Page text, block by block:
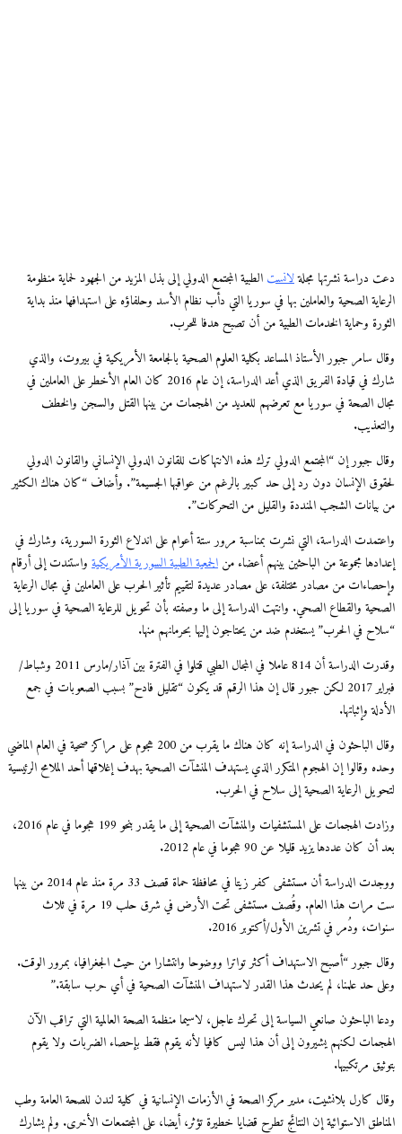
دعت دراسة نشرتها مجلةلانستالطبية المجتمع الدولي إلى بذل المزيد من الجهود لحماية منظومة
الرعاية الصحية والعاملين بها في سوريا التي دأب نظام الأسد وحلفاؤه على استهدافها منذ بداية
الثورة وحماية الخدمات الطبية من أن تصبح هدفا للحرب.
وقال سامر جبور الأستاذ المساعد بكلية العلوم الصحية بالجامعة الأمريكية في بيروت، والذي
شارك في قيادة الفريق الذي أعد الدراسة، إن عام 2016 كان العام الأخطر على العاملين في
مجال الصحة في سوريا مع تعرضهم للعديد من الهجمات من بينها القتل والسجن والخطف
والتعذيب.
وقال جبور إن “المجتمع الدولي ترك هذه الانتهاكات للقانون الدولي الإنساني والقانون الدولي
لحقوق الإنسان دون رد إلى حد كبير بالرغم من عواقبها الجسيمة”. وأضاف “كان هناك الكثير
من بيانات الشجب المنددة والقليل من التحركات”.
واعتمدت الدراسة، التي نشرت بمناسبة مرور ستة أعوام على اندلاع الثورة السورية، وشارك في
إعدادها مجموعة من الباحثين بينهم أعضاء منالجمعية الطبية السورية الأمريكيةواستندت إلى أرقام
وإحصاءات من مصادر مختلفة، على مصادر عديدة لتقييم تأثير الحرب على العاملين في مجال الرعاية
الصحية والقطاع الصحي. وانتهت الدراسة إلى ما وصفته بأن تحويل للرعاية الصحية في سوريا إلى
“سلاح في الحرب” يستخدم ضد من يحتاجون إليها بحرمانهم منها.
وقدرت الدراسة أن 814 عاملا في المجال الطبي قتلوا في الفترة بين آذار/مارس 2011 وشباط/
فبراير 2017 لكن جبور قال إن هذا الرقم قد يكون “تقليل فادح” بسبب الصعوبات في جمع
الأدلة وإثباتها.
وقال الباحثون في الدراسة إنه كان هناك ما يقرب من 200 هجوم على مراكز صحية في العام الماضي
وحده وقالوا إن الهجوم المتكرر الذي يستهدف المنشآت الصحية بهدف إغلاقها أحد الملامح الرئيسية
لتحويل الرعاية الصحية إلى سلاح في الحرب.
وزادت الهجمات على المستشفيات والمنشآت الصحية إلى ما يقدر بنحو 199 هجوما في عام 2016،
بعد أن كان عددها يزيد قليلا عن 90 هجوما في عام 2012.
ووجدت الدراسة أن مستشفى كفر زيتا في محافظة حماة قصف 33 مرة منذ عام 2014 من بينها
ست مرات هذا العام. وقُصف مستشفى تحت الأرض في شرق حلب 19 مرة في ثلاث
سنوات، ودُمر في تشرين الأول/أكتوبر 2016.
وقال جبور “أصبح الاستهداف أكثر تواترا ووضوحا وانتشارا من حيث الجغرافيا، بمرور الوقت.
وعلى حد علمنا، لم يحدث هذا القدر لاستهداف المنشآت الصحية في أي حرب سابقة.”
ودعا الباحثون صانعي السياسة إلى تحرك عاجل، لاسيما منظمة الصحة العالمية التي تراقب الآن
الهجمات لكنهم يشيرون إلى أن هذا ليس كافيا لأنه يقوم فقط بإحصاء الضربات ولا يقوم
بتوثيق مرتكبيها.
وقال كارل بلانشيت، مدير مركز الصحة في الأزمات الإنسانية في كلية لندن للصحة العامة وطب
المناطق الاستوائية إن النتائج تطرح قضايا خطيرة تؤثر، أيضا، على المجتمعات الأخرى. ولم يشارك